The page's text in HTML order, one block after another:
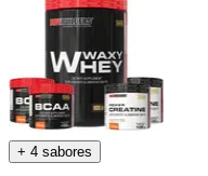
+ 4 sabores